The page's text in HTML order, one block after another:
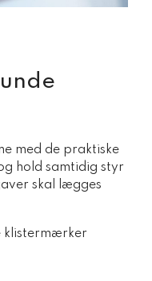
med de praktiske
hold samtidig styr
skal lægges
klistermærker